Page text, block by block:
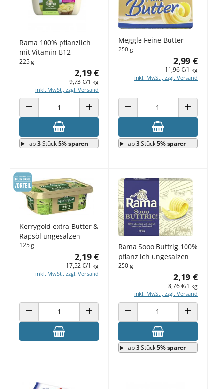
Rama 100% pflanzlich
mit Vitamin B12
225 g
2,19 €
9,73 €/1 kg
inkl. MwSt., zzgl. Versand
ANZAHL VERRINGERN ANZAHL ERHÖHEN
ab3Stück5% sparen
Meggle Feine Butter
250 g
2,99 €
11,96 €/1 kg
inkl. MwSt., zzgl. Versand
ANZAHL VERRINGERN ANZAHL
ab3Stück5% sparen
Kerrygold extra Butter &
Rapsöl ungesalzen
125 g
2,19 €
17,52 €/1 kg
inkl. MwSt., zzgl. Versand
ANZAHL VERRINGERN ANZAHL ERHÖHEN
Rama Sooo Buttrig 100%
pflanzlich ungesalzen
250 g
2,19 €
8,76 €/1 kg
inkl. MwSt., zzgl. Versand
ANZAHL VERRINGERN ANZAHL
ab3Stück5% sparen